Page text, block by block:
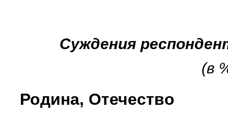
Суждения
(в
Родина, Отечество